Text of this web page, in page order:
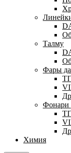
Талму
Фары
Фонари
Химия